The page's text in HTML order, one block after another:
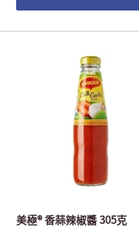
美極® 香蒜辣椒醬 305克